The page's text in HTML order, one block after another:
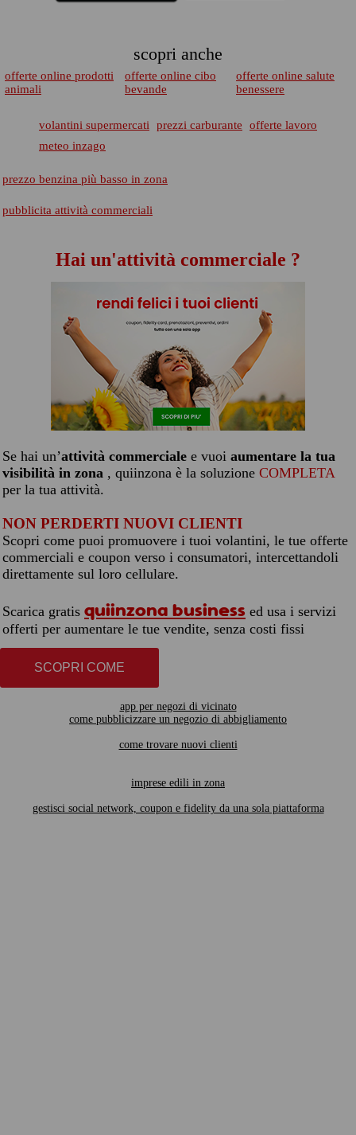
scopri anche
offerte online prodotti
animali
offerte online cibo
bevande
offerte online salute
benessere
volantini supermercati prezzi carburante
offerte lavoro
meteo inzago
prezzo benzina più basso in zona
pubblicita attività commerciali
Hai un'attività commerciale ?
Se hai un’attività commerciale e vuoi aumentare la tua
visibilità in zona , quiinzona è la soluzione COMPLETA
per la tua attività.
NON PERDERTI NUOVI CLIENTI
Scopri come puoi promuovere i tuoi volantini, le tue offerte
commerciali e coupon verso i consumatori, intercettandoli
direttamente sul loro cellulare.
Scarica gratis quiinzona business ed usa i servizi
offerti per aumentare le tue vendite, senza costi fissi
SCOPRI COME
app per negozi di vicinato
come pubblicizzare un negozio di abbigliamento
come trovare nuovi clienti
imprese edili in zona
gestisci social network, coupon e fidelity da una sola piattaforma